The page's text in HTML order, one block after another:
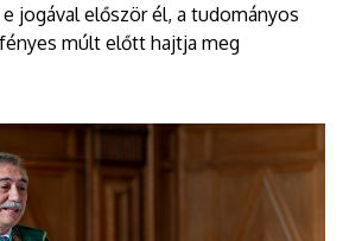
jogával először él, a tudományos
múlt előtt hajtja meg